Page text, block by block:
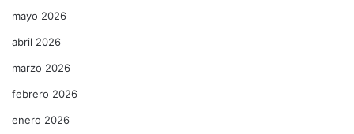
mayo 2026
abril 2026
marzo 2026
febrero 2026
enero 2026